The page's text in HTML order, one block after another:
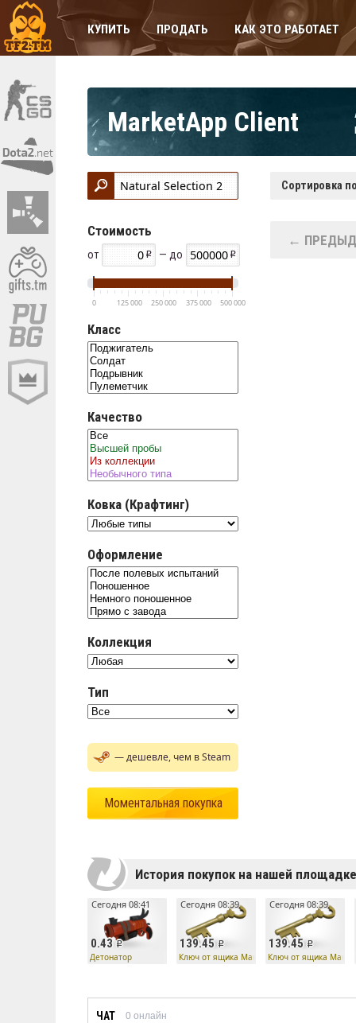
КУПИТЬ ПРОДАТЬ КАК ЭТО РАБОТАЕТ
MarketApp Client
Стоимость
от — до
0 125 000 250 000 375 000 500 000
Класс
Качество
Ковка (Крафтинг)
Оформление
Коллекция
Тип
— дешевле, чем в Steam
Моментальная покупка
Сортировка
←
История покупок на нашей площадке
0.43
Сегодня 08:41
Детонатор
139.45
Сегодня 08:39
Ключ от ящика Манн Ко
139.45
Сегодня 08:39
Ключ от ящика Манн
ЧАТ 0 онлайн